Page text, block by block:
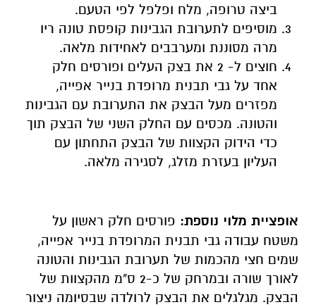
ביצה טרופה, מלח ופלפל לפי הטעם.
מוסיפים לתערובת הגבינות קופסת טונה ריו
מרה מסוננת ומערבבים לאחידות מלאה.
חוצים ל- 2 את בצק העלים ופורסים חלק
אחד על גבי תבנית מרופדת בנייר אפייה,
מפזרים מעל הבצק את התערובת עם הגבינות
והטונה. מכסים עם החלק השני של הבצק תוך
כדי הידוק הקצוות של הבצק התחתון עם
העליון בעזרת מזלג, לסגירה מלאה.
אופציית מלוי נוספת: פורסים חלק ראשון על
משטח עבודה גבי תבנית המרופדת בנייר אפייה,
שמים חצי מהכמות של תערובת הגבינות והטונה
לאורך שורה ובמרחק של כ-2 ס"מ מהקצוות של
הבצק. מגלגלים את הבצק לרולדה שבסיומה ניצור